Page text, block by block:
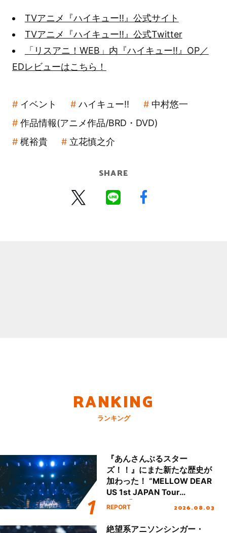
TVアニメ『ハイキュー!!』公式サイト
TVアニメ『ハイキュー!!』公式Twitter
「リスアニ！WEB」内『ハイキュー!!』OP／
EDレビューはこちら！
イベント ハイキュー!!
中村悠一
作品情報(アニメ作品/BRD・DVD)
梶裕貴
立花慎之介
SHARE
RANKING
ランキング
『あんさんぶるスター
ズ！！』にまた新たな歴史が
加わった！ “MELLOW DEAR
US 1st JAPAN Tour
Final「NICE to meet YOU
ート!!
REPORT 2026.08.03
絶望系アニソンシンガー・